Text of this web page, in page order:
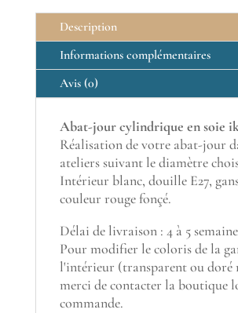
et
Description
Informations complémentaires
Avis (0)
Abat-jour cylindrique en soie
Réalisation de votre abat-jour
ateliers suivant le diamètre
Intérieur blanc, douille E27,
couleur rouge fonçé.
Délai de livraison : 4 à 5
Pour modifier le coloris de la
l'intérieur (transparent ou doré
merci de contacter la boutique
commande.